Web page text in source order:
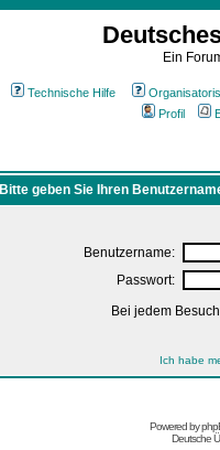
Ein
Technische Hilfe
Profil
Bitte geben Sie Ihren
Benutzername:
Passwort:
Bei jedem
Ich habe
Powered by
Deutsche